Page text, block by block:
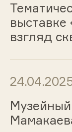
выставке
взгляд
Музейный